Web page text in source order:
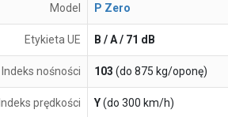
Model P Zero
Etykieta UE B / A / 71 dB
Indeks nośności 103 (do 875 kg/oponę)
Indeks prędkości Y(do 300 km/h)